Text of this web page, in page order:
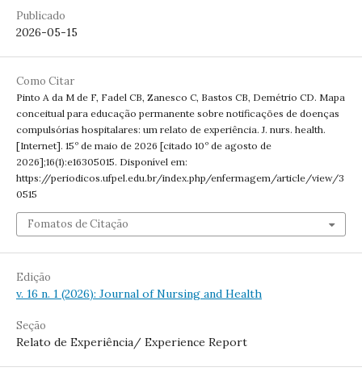
Publicado
2026-05-15
Como Citar
Pinto A da M de F, Fadel CB, Zanesco C, Bastos CB, Demétrio CD. Mapa
conceitual para educação permanente sobre notificações de doenças
compulsórias hospitalares: um relato de experiência. J. nurs. health.
[Internet]. 15º de maio de 2026 [citado 10º de agosto de
2026];16(1):e16305015. Disponível em:
https://periodicos.ufpel.edu.br/index.php/enfermagem/article/view/3
0515
Fomatos de Citação
Edição
v. 16 n. 1 (2026): Journal of Nursing and Health
Seção
Relato de Experiência/ Experience Report